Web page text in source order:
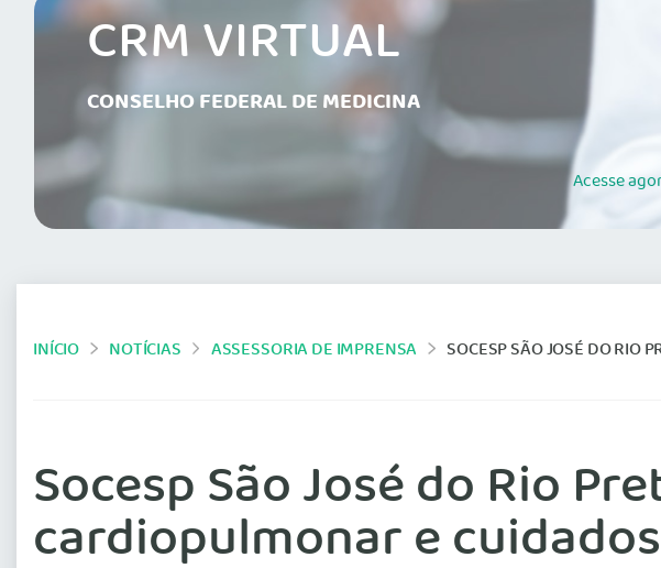
CRM VIRTUAL
CONSELHO FEDERAL DE MEDICINA
Acesse
INÍCIO NOTÍCIAS ASSESSORIA DE IMPRENSA SOCESP SÃO JOSÉ DO RIO
Socesp São José do Rio
cardiopulmonar e